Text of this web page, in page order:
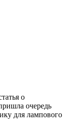
о
очередь
для лампового